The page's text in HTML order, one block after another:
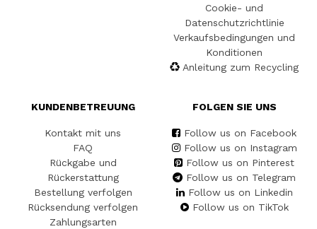
Cookie- und
Datenschutzrichtlinie
Verkaufsbedingungen und
Konditionen
Anleitung zum Recycling
KUNDENBETREUUNG
Kontakt mit uns
FAQ
Rückgabe und
Rückerstattung
Bestellung verfolgen
Rücksendung verfolgen
Zahlungsarten
FOLGEN SIE UNS
Follow us on Facebook
Follow us on Instagram
Follow us on Pinterest
Follow us on Telegram
Follow us on Linkedin
Follow us on TikTok